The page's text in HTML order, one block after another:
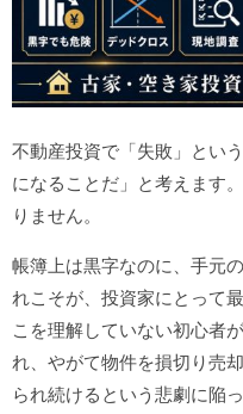
不動産投資で「失敗」とい
になることだ」と考えます
りません。
帳簿上は黒字なのに、手元
れこそが、投資家にとって
こを理解していない初心者
れ、やがて物件を損切り売
られ続けるという悲劇に陥